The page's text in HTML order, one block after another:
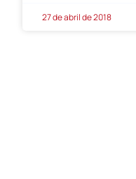
27 de abril de 2018